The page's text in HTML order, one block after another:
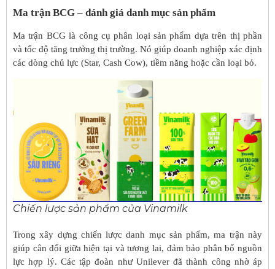
Ma trận BCG – đánh giá danh mục sản phẩm
Ma trận BCG là công cụ phân loại sản phẩm dựa trên thị phần
và tốc độ tăng trưởng thị trường. Nó giúp doanh nghiệp xác định
các dòng chủ lực (Star, Cash Cow), tiềm năng hoặc cần loại bỏ.
Chiến lược sản phẩm của Vinamilk
Trong xây dựng chiến lược danh mục sản phẩm, ma trận này
giúp cân đối giữa hiện tại và tương lai, đảm bảo phân bổ nguồn
lực hợp lý. Các tập đoàn như Unilever đã thành công nhờ áp